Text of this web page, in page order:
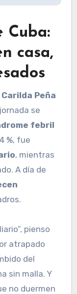
Cuba:
casa,
Carilda Peña
se
febril
%, fue
, mientras
A día de
pienso
atrapado
del
sin malla. Y
no duermen